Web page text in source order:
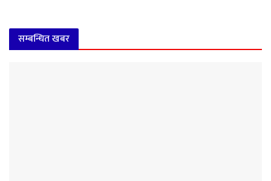
सम्बन्धित खबर